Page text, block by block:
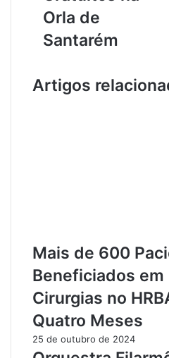
n
n
a
c
m
S
e
r
v
i
Orla de
Santarém
Artigos
Mais de 600
Beneficiados
Cirurgias no
Quatro Meses
25 de outubro de 2024